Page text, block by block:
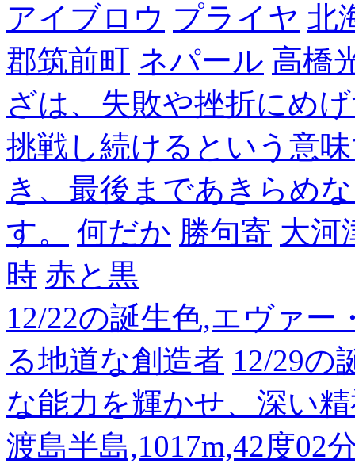
アイブロウ プライヤ 北
郡筑前町 ネパール 高橋
ざは、失敗や挫折にめ
挑戦し続けるという意
き、最後まであきらめ
す。
何だか 勝句寄 大河
時 赤と黒
12/22の誕生色,エヴァ
る地道な創造者 12/29の
な能力を輝かせ、深い
渡島半島,1017m,42度02